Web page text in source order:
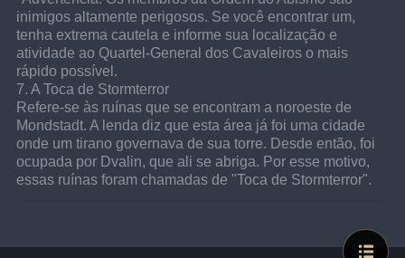
inimigos altamente perigosos. Se você encontrar um,
tenha extrema cautela e informe sua localização e
atividade ao Quartel-General dos Cavaleiros o mais
rápido possível.
7. A Toca de Stormterror
Refere-se às ruínas que se encontram a noroeste de
Mondstadt. A lenda diz que esta área já foi uma cidade
onde um tirano governava de sua torre. Desde então, foi
ocupada por Dvalin, que ali se abriga. Por esse motivo,
essas ruínas foram chamadas de "Toca de Stormterror".